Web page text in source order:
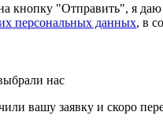
кнопку "Отправить", я даю
персональных данных, в
нас
вашу заявку и скоро